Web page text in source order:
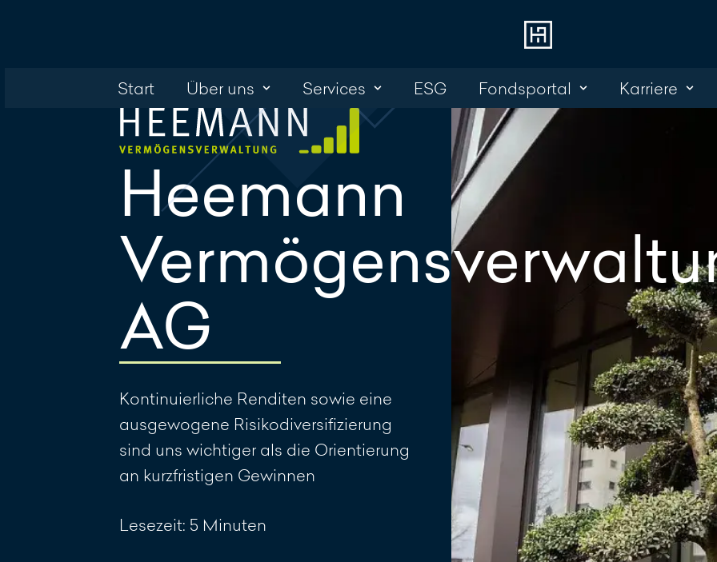
Login
Start Über uns Services ESG Fondsportal Karriere
Heemann
AG
Kontinuierliche Renditen sowie eine
ausgewogene Risikodiversifizierung
sind uns wichtiger als die Orientierung
an kurzfristigen Gewinnen
Lesezeit: 5 Minuten